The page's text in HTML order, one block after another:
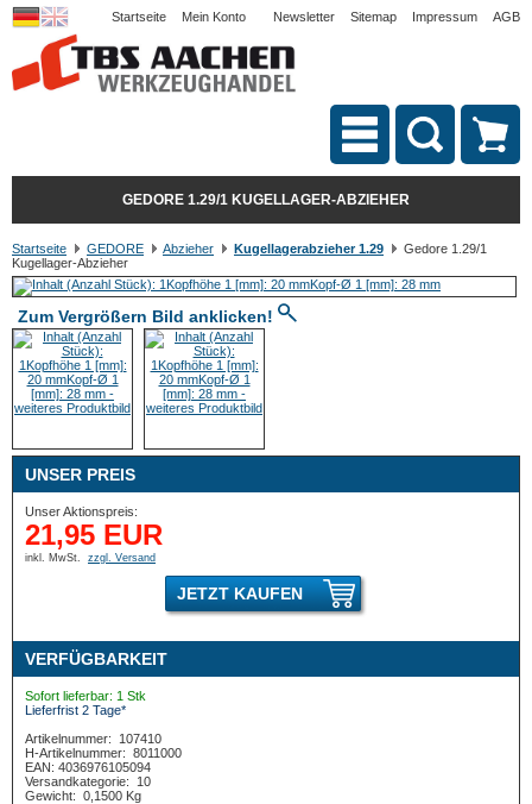
Startseite Mein Konto Newsletter Sitemap Impressum AGB
GEDORE 1.29/1 KUGELLAGER-ABZIEHER
Startseite GEDORE Abzieher Kugellagerabzieher 1.29
Gedore 1.29/1
Kugellager-Abzieher
Zum Vergrößern Bild anklicken!
UNSER PREIS
Unser Aktionspreis:
21,95 EUR
inkl. MwSt. zzgl. Versand
JETZT KAUFEN
VERFÜGBARKEIT
Sofort lieferbar: 1 Stk
Lieferfrist 2 Tage*
Artikelnummer:
107410
H-Artikelnummer: 8011000
EAN: 4036976105094
Versandkategorie:
10
Gewicht: 0,1500 Kg